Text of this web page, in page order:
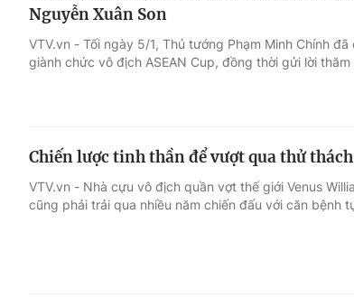
Âm nhạc
Sao
Chất lượng
Nguyễn Xuân Son
VTV.vn - Tối ngày 5/1, Thủ tướng Phạm Minh Chính
giành chức vô địch ASEAN Cup, đồng thời gửi lời
Chiến lược tinh thần để vượt qua thử
VTV.vn - Nhà cựu vô địch quần vợt thế giới Venus
cũng phải trải qua nhiều năm chiến đấu với căn bệnh